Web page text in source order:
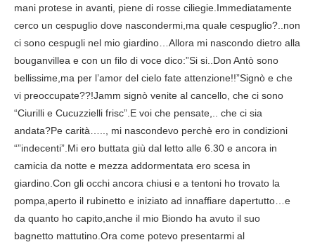
mani protese in avanti, piene di rosse ciliegie.Immediatamente
cerco un cespuglio dove nascondermi,ma quale cespuglio?..non
ci sono cespugli nel mio giardino…Allora mi nascondo dietro alla
bouganvillea e con un filo di voce dico:”Si si..Don Antò sono
bellissime,ma per l’amor del cielo fate attenzione!!”Signò e che
vi preoccupate??!Jamm signò venite al cancello, che ci sono
“Ciurilli e Cucuzzielli frisc”.E voi che pensate,.. che ci sia
andata?Pe carità….., mi nascondevo perchè ero in condizioni
“”indecenti”.Mi ero buttata giù dal letto alle 6.30 e ancora in
camicia da notte e mezza addormentata ero scesa in
giardino.Con gli occhi ancora chiusi e a tentoni ho trovato la
pompa,aperto il rubinetto e iniziato ad innaffiare dapertutto…e
da quanto ho capito,anche il mio Biondo ha avuto il suo
bagnetto mattutino.Ora come potevo presentarmi al